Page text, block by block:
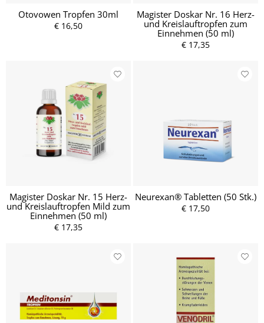
Otovowen Tropfen 30ml
€ 16,50
Magister Doskar Nr. 16 Herz-
und Kreislauftropfen zum
Einnehmen (50 ml)
€ 17,35
Magister Doskar Nr. 15 Herz-
und Kreislauftropfen Mild zum
Einnehmen (50 ml)
€ 17,35
Neurexan® Tabletten (50 Stk.)
€ 17,50